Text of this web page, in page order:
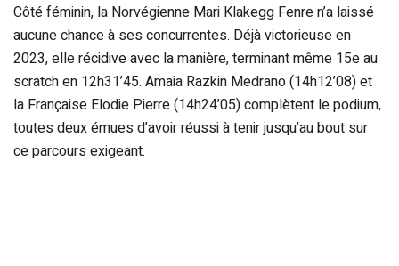
Côté féminin, la Norvégienne Mari Klakegg Fenre n’a laissé
aucune chance à ses concurrentes. Déjà victorieuse en
2023, elle récidive avec la manière, terminant même 15e au
scratch en 12h31’45. Amaia Razkin Medrano (14h12’08) et
la Française Elodie Pierre (14h24’05) complètent le podium,
toutes deux émues d’avoir réussi à tenir jusqu’au bout sur
ce parcours exigeant.